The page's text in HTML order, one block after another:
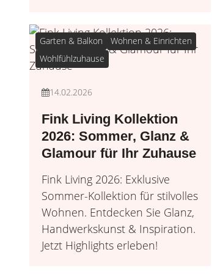
Garten & Balkon
Wohnen & Einrichten
Wohlfühlzuhause
14.02.2026
Fink Living Kollektion
2026: Sommer, Glanz &
Glamour für Ihr Zuhause
Fink Living 2026: Exklusive
Sommer-Kollektion für stilvolles
Wohnen. Entdecken Sie Glanz,
Handwerkskunst & Inspiration.
Jetzt Highlights erleben!